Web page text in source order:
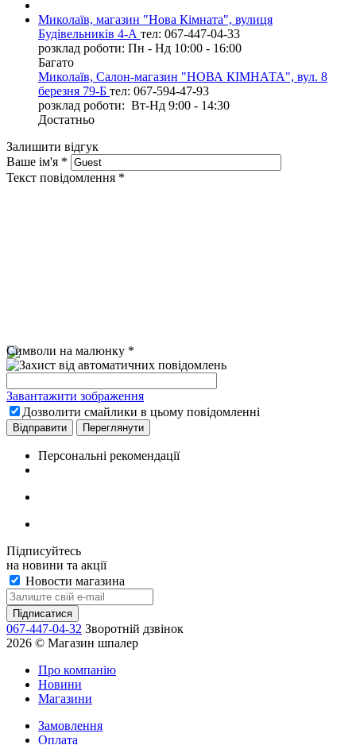
Миколаїв, магазин "Нова Кімната", вулиця
Будівельників 4-А тел: 067-447-04-33
розклад роботи: Пн - Нд 10:00 - 16:00
Багато
Миколаїв, Салон-магазин "НОВА КІМНАТА", вул. 8
березня 79-Б тел: 067-594-47-93
розклад роботи: Вт-Нд 9:00 - 14:30
Достатньо
Залишити відгук
Ваше ім'я *
Текст повідомлення *
Символи на малюнку *
Завантажити зображення
Дозволити смайлики в цьому повідомленні
Персональні рекомендації
Підписуйтесь
на новини та акції
Новости магазина
067-447-04-32 Зворотній дзвінок
2026 © Магазин шпалер
Про компанію
Новини
Магазини
Замовлення
Оплата